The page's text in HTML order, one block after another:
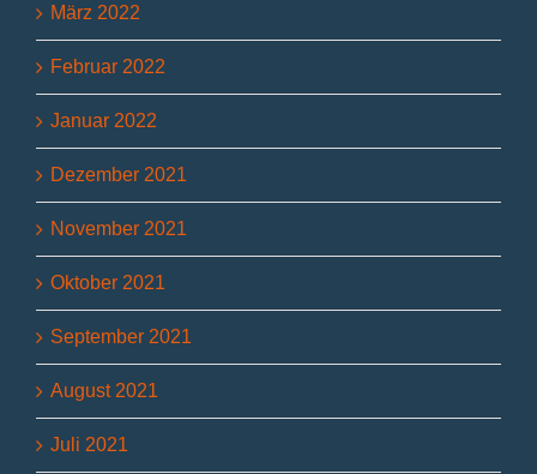
März 2022
Februar 2022
Januar 2022
Dezember 2021
November 2021
Oktober 2021
September 2021
August 2021
Juli 2021